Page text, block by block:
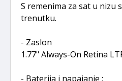
S remenima za sat u
trenutku.
- Zaslon
1.77" Always-On Retina
- Baterija i napajanje :